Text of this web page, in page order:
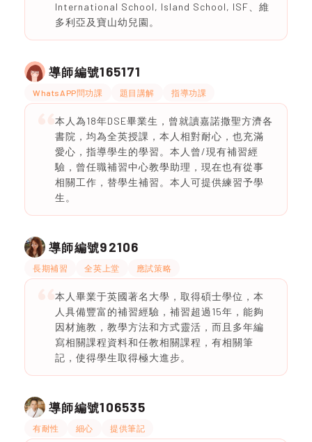
International School, Island School, ISF、維
多利亞及寶山幼兒園。
導師編號165171
WhatsAPP問功課 題目講解 指導功課
本人為18年DSE畢業生，曾就讀嘉諾撒聖方濟各
書院，均為全英授課，本人相對耐心，也充滿
愛心，指導學生的學習。本人曾/現有補習經
驗，曾任職補習中心教學助理，現在也有從事
相關工作，替學生補習。本人可提供練習予學
生。
導師編號92106
長期補習 全英上堂 應試策略
本人畢業于英國著名大學，取得碩士學位，本
人具備豐富的補習經驗，補習超過15年，能夠
因材施教，教學方法和方式靈活，而且多年編
寫相關課程資料和任教相關課程，有相關筆
記，使得學生取得極大進步。
導師編號106535
有耐性 細心 提供筆記